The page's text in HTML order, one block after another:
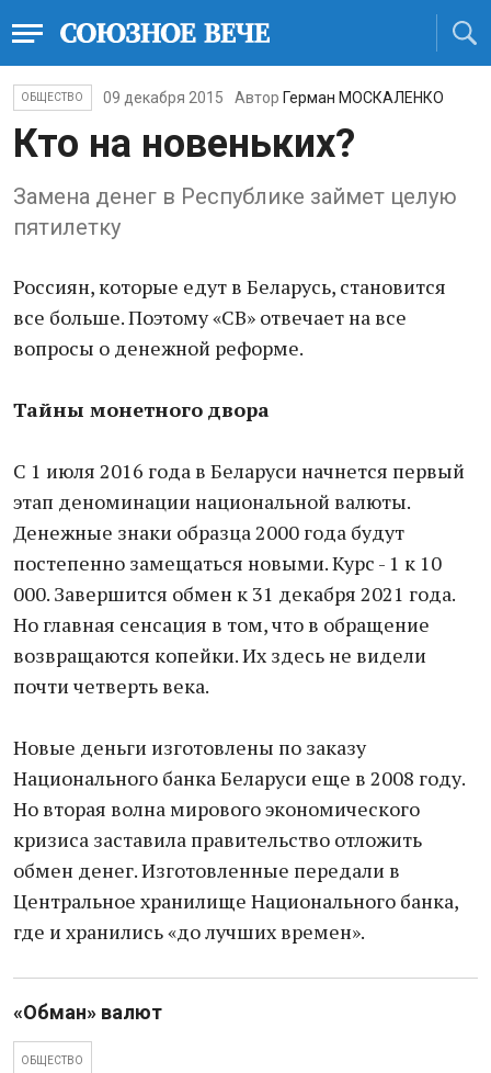
ОБЩЕСТВО 09 декабря 2015 Автор Герман МОСКАЛЕНКО
Кто на новеньких?
Замена денег в Республике займет целую
пятилетку
Россиян, которые едут в Беларусь, становится
все больше. Поэтому «СВ» отвечает на все
вопросы о денежной реформе.
Тайны монетного двора
С 1 июля 2016 года в Беларуси начнется первый
этап деноминации национальной валюты.
Денежные знаки образца 2000 года будут
постепенно замещаться новыми. Курс - 1 к 10
000. Завершится обмен к 31 декабря 2021 года.
Но главная сенсация в том, что в обращение
возвращаются копейки. Их здесь не видели
почти четверть века.
Новые деньги изготовлены по заказу
Национального банка Беларуси еще в 2008 году.
Но вторая волна мирового экономического
кризиса заставила правительство отложить
обмен денег. Изготовленные передали в
Центральное хранилище Национального банка,
где и хранились «до лучших времен».
«Обман» валют
ОБЩЕСТВО